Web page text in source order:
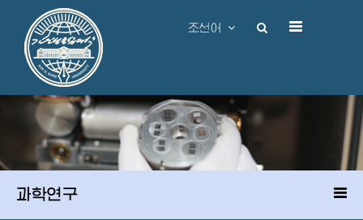
조선어
과학연구